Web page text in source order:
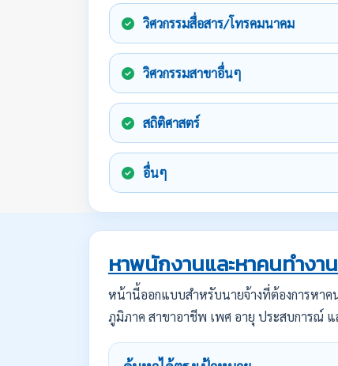
วิศวกรรมสื่อสาร/โทรคมนาคม
วิศวกรรมสาขาอื่นๆ
สถิติศาสตร์
อื่นๆ
หาพนักงานและหาคนทำงา
หน้านี้ออกแบบสำหรับนายจ้างที่ต้องการหาค
ภูมิภาค สาขาอาชีพ เพศ อายุ ประสบการณ์